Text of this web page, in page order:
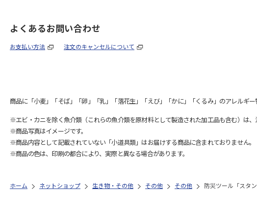
よくあるお問い合わせ
お支払い方法 注文のキャンセルについて
商品に「小麦」「そば」「卵」「乳」「落花生」「えび」「かに」「くるみ」のアレルギー
※エビ・カニを除く魚介類（これらの魚介類を原材料として製造された加工品も含む）は
※商品写真はイメージです。
※商品内容として記載されていない「小道具類」はお届けする商品に含まれておりません。
※商品の色は、印刷の都合により、実際と異なる場合があります。
ホーム ネットショップ 生き物・その他 その他 その他 防災ツール「スタ